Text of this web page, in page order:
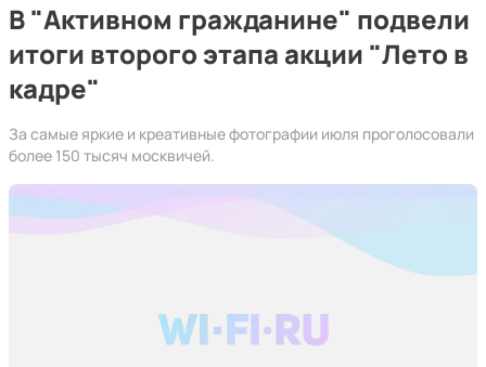
В "Активном гражданине" подвели
итоги второго этапа акции "Лето в
кадре"
За самые яркие и креативные фотографии июля проголосовали
более 150 тысяч москвичей.